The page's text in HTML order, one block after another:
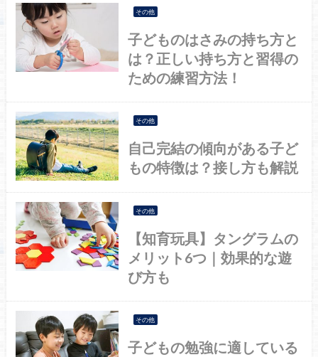
その他
子どものはさみの持ち方と
は？正しい持ち方と習得の
ための練習方法！
その他
自己完結の傾向がある子ど
もの特徴は？接し方も解説
その他
【知育玩具】タングラムの
メリット6つ｜効果的な遊
び方も
その他
子どもの勉強に適している